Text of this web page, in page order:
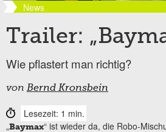
News
Trailer:
Wie pflastert man richtig?
von Bernd Kronsbein
Lesezeit: 1 min.
„Baymax“ ist wieder da, die Robo-